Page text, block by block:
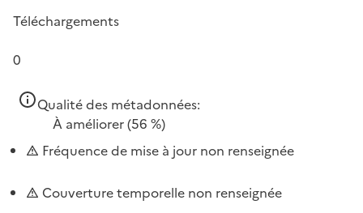
Téléchargements
0
Qualité des métadonnées:
À améliorer(56 %)
Fréquence de mise à jour non renseignée
Couverture temporelle non renseignée